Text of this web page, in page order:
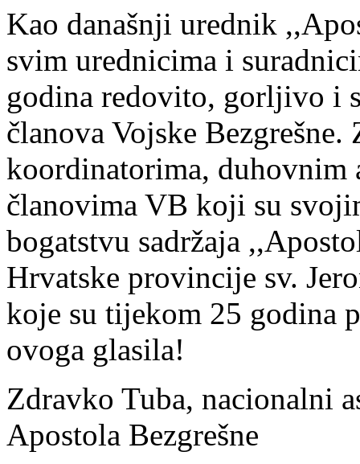
Kao današnji urednik
svim urednicima i
godina redovito, gorljivo i
članova Vojske
koordinatorima, duhovnim
članovima VB koji su
bogatstvu sadržaja
Hrvatske provincije sv.
koje su tijekom 25 godina
ovoga glasila!
Zdravko Tuba, nacionalni
Apostola Bezgrešne